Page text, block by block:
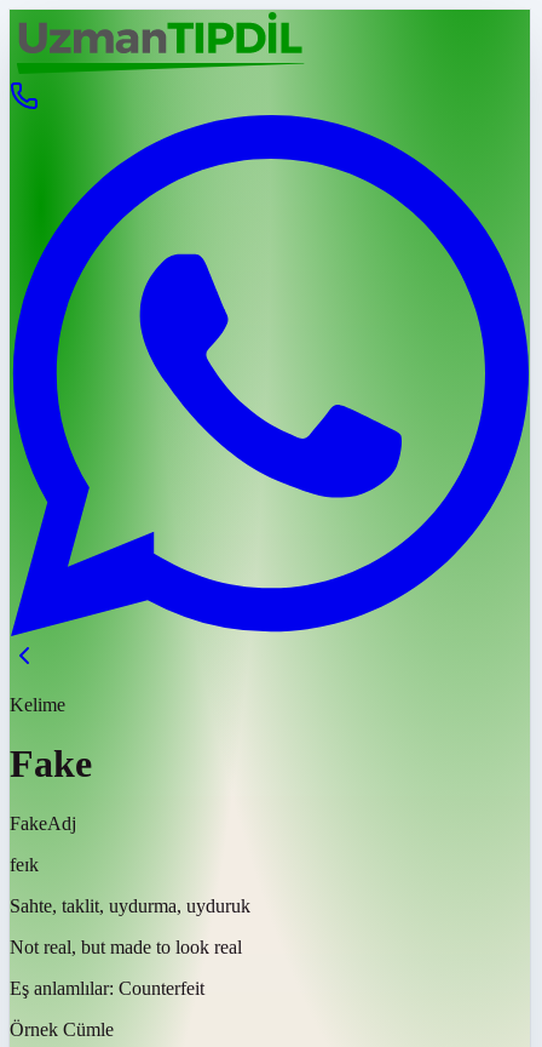
Kelime
Fake
FakeAdj
feɪk
Sahte, taklit, uydurma, uyduruk
Not real, but made to look real
Eş anlamlılar: Counterfeit
Örnek Cümle